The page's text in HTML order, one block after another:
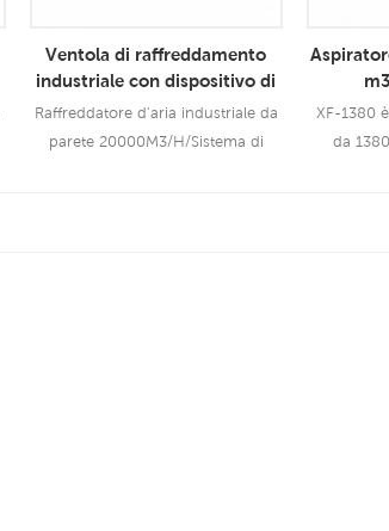
Ventola di raffreddamento
industriale con dispositivo di
raffreddamento ad aria
evaporativa da 1,5 kW
Raffreddatore d'aria industriale da
parete 20000M3/H/Sistema di
XF-1380
da